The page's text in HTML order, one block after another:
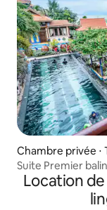
Chambre privée ⋅
Suite Premier
Location